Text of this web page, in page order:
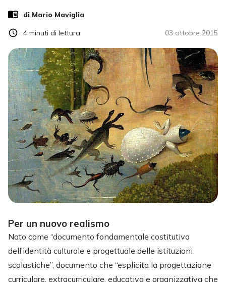
di Mario Maviglia
03 ottobre 2015
4 minuti di lettura
Per un nuovo realismo
Nato come “documento fondamentale costitutivo
dell’identità culturale e progettuale delle istituzioni
scolastiche”, documento che “esplicita la progettazione
curriculare, extracurriculare, educativa e organizzativa che